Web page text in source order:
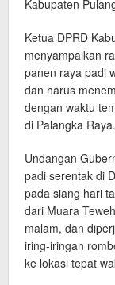
Kabupaten
Ketua DPRD
menyampaikan
panen raya padi
dan harus
dengan waktu
di Palangka Raya.
Undangan
padi serentak di
pada siang hari
dari Muara
malam, dan
iring-iringan
ke lokasi tepat